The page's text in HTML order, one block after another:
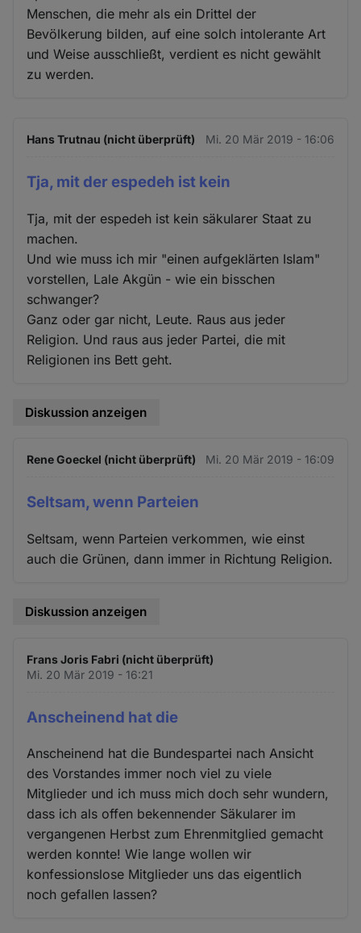
Menschen, die mehr als ein Drittel der
Bevölkerung bilden, auf eine solch intolerante Art
und Weise ausschließt, verdient es nicht gewählt
zu werden.
Hans Trutnau (nicht überprüft) Mi. 20 Mär 2019 - 16:06
Tja, mit der espedeh ist kein
Tja, mit der espedeh ist kein säkularer Staat zu
machen.
Und wie muss ich mir "einen aufgeklärten Islam"
vorstellen, Lale Akgün - wie ein bisschen
schwanger?
Ganz oder gar nicht, Leute. Raus aus jeder
Religion. Und raus aus jeder Partei, die mit
Religionen ins Bett geht.
Diskussion anzeigen
Rene Goeckel (nicht überprüft) Mi. 20 Mär 2019 - 16:09
Seltsam, wenn Parteien
Seltsam, wenn Parteien verkommen, wie einst
auch die Grünen, dann immer in Richtung Religion.
Diskussion anzeigen
Frans Joris Fabri (nicht überprüft)
Mi. 20 Mär 2019 - 16:21
Anscheinend hat die
Anscheinend hat die Bundespartei nach Ansicht
des Vorstandes immer noch viel zu viele
Mitglieder und ich muss mich doch sehr wundern,
dass ich als offen bekennender Säkularer im
vergangenen Herbst zum Ehrenmitglied gemacht
werden konnte! Wie lange wollen wir
konfessionslose Mitglieder uns das eigentlich
noch gefallen lassen?